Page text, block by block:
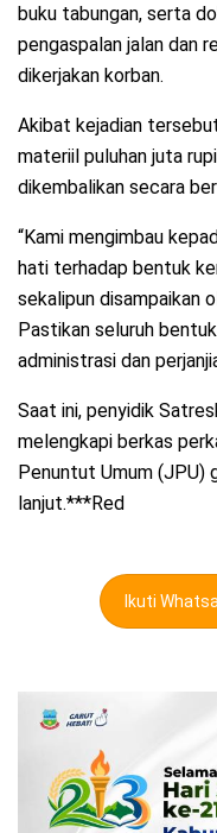
buku tabungan, serta
pengaspalan jalan dan
dikerjakan korban.
Akibat kejadian
materiil puluhan juta
dikembalikan secara
“Kami mengimbau
hati terhadap bentuk
sekalipun disampaikan
Pastikan seluruh
administrasi dan
Saat ini, penyidik
melengkapi berkas
Penuntut Umum (JPU)
lanjut.***Red
Ikuti